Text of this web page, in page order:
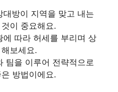
대방이 지역을 맞고 내는
이 중요해요.
에 따라 허세를 부리며 상
보세요.
팀을 이루어 전략적으로
방법이에요.